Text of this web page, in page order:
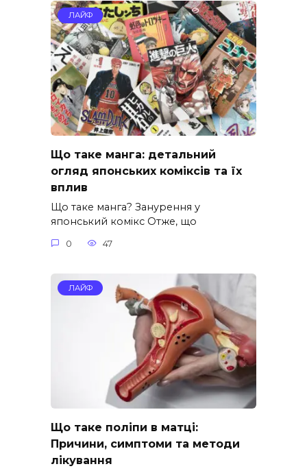
ЛАЙФ
Що таке манга: детальний
огляд японських коміксів та їх
вплив
Що таке манга? Занурення у
японський комікс Отже, що
0 47
ЛАЙФ
Що таке поліпи в матці:
Причини, симптоми та методи
лікування